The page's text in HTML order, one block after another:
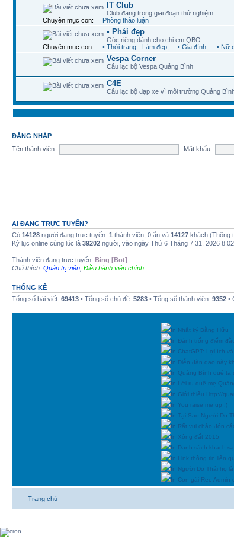
IT Club
Club đang trong giai đoạn thử nghiệm.
Chuyên mục con:
Phòng thảo luận
• Phái đẹp
Góc riêng dành cho chị em QBO.
Chuyên mục con:
• Thời trang - Làm đẹp • Gia đình • Nữ
Vespa Corner
Câu lạc bộ Vespa Quảng Bình
C4E
Câu lạc bộ đạp xe vì môi trường Quảng
ĐĂNG NHẬP
Tên thành viên:
Mật khẩu:
AI ĐANG TRỰC TUYẾN?
Có 14128 người đang trực tuyến: 1 thành viên, 0 ẩn và 14127 khách (Thông
Kỷ lục online cùng lúc là 39202 người, vào ngày Thứ 6 Tháng 7 31, 2026
Thành viên đang trực tuyến: Bing [Bot]
Chú thích: Quản trị viên Điều hành viên chính
THỐNG KÊ
Tổng số bài viết: 69413 • Tổng số chủ đề: 5283 • Tổng số thành viên: 9352 •
In Nhật ký Bằng Hữu
In Đánh trống điểm
In ChatGPT: Lợi ích
In Diễn đàn dạo này
In Quảng Bình quê ta
In Lời ru quê mẹ
In Giới thiệu Http://
In You raise me up :)
In Tại Sao Người Do
In Rất vui chào đón
In Xông đất 2015
In Danh sách khách
In Link thông tin liên
In Người Do Thái họ
In Con gái Rec-
Trang chủ